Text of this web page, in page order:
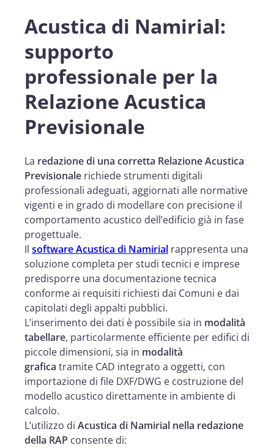
Acustica di Namirial:
supporto
professionale per la
Relazione Acustica
Previsionale
La redazione di una corretta Relazione Acustica
Previsionale richiede strumenti digitali
professionali adeguati, aggiornati alle normative
vigenti e in grado di modellare con precisione il
comportamento acustico dell’edificio già in fase
progettuale.
Il software Acustica di Namirial rappresenta una
soluzione completa per studi tecnici e imprese
predisporre una documentazione tecnica
conforme ai requisiti richiesti dai Comuni e dai
capitolati degli appalti pubblici.
L’inserimento dei dati è possibile sia in modalità
tabellare, particolarmente efficiente per edifici di
piccole dimensioni, sia in modalità
grafica tramite CAD integrato a oggetti, con
importazione di file DXF/DWG e costruzione del
modello acustico direttamente in ambiente di
calcolo.
L’utilizzo di Acustica di Namirial nella redazione
della RAP consente di: